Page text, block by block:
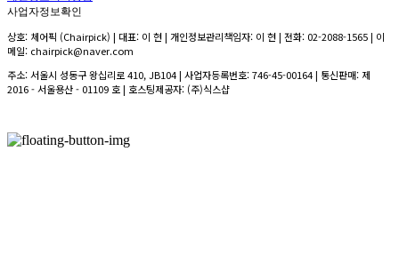
사업자정보확인
상호: 체어픽 (Chairpick) | 대표: 이 현 | 개인정보관리책임자: 이 현 | 전화: 02-2088-1565 | 이
메일: chairpick@naver.com
주소: 서울시 성동구 왕십리로 410, JB104 | 사업자등록번호:746-45-00164| 통신판매:제
2016 - 서울용산 - 01109 호| 호스팅제공자: (주)식스샵